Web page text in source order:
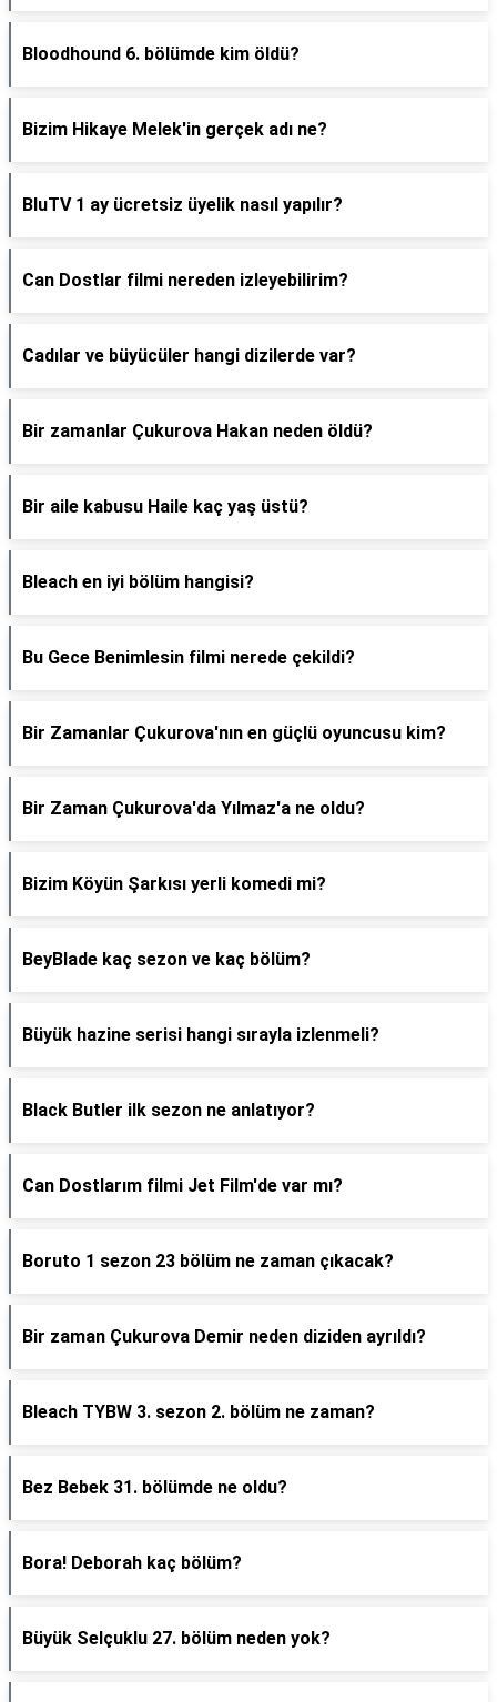
Bloodhound 6. bölümde kim öldü?
Bizim Hikaye Melek'in gerçek adı ne?
BluTV 1 ay ücretsiz üyelik nasıl yapılır?
Can Dostlar filmi nereden izleyebilirim?
Cadılar ve büyücüler hangi dizilerde var?
Bir zamanlar Çukurova Hakan neden öldü?
Bir aile kabusu Haile kaç yaş üstü?
Bleach en iyi bölüm hangisi?
Bu Gece Benimlesin filmi nerede çekildi?
Bir Zamanlar Çukurova'nın en güçlü oyuncusu kim?
Bir Zaman Çukurova'da Yılmaz'a ne oldu?
Bizim Köyün Şarkısı yerli komedi mi?
BeyBlade kaç sezon ve kaç bölüm?
Büyük hazine serisi hangi sırayla izlenmeli?
Black Butler ilk sezon ne anlatıyor?
Can Dostlarım filmi Jet Film'de var mı?
Boruto 1 sezon 23 bölüm ne zaman çıkacak?
Bir zaman Çukurova Demir neden diziden ayrıldı?
Bleach TYBW 3. sezon 2. bölüm ne zaman?
Bez Bebek 31. bölümde ne oldu?
Bora! Deborah kaç bölüm?
Büyük Selçuklu 27. bölüm neden yok?